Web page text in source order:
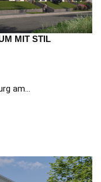
MIT STIL
am…